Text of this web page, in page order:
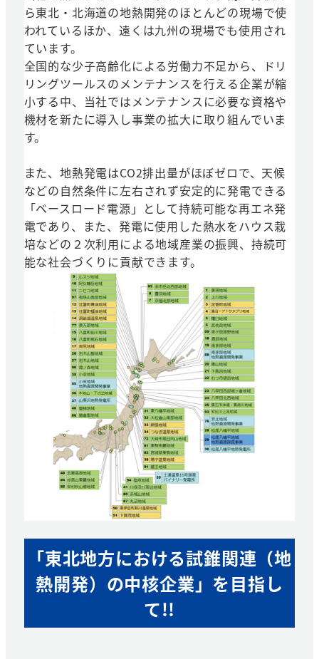
ら東北・北海道の地熱開発のほとんどの現場で使
われているほか、遠くは九州の現場でも使用され
ています。
全国的な少子高齢化による労働力不足から、ドリ
リングツールスのメンテナンスを行える企業が縮
小する中、当社ではメンテナンスに必要な資格や
機材を新たに導入し事業の拡大に取り組んでいま
す。
また、地熱発電はCO2排出量がほぼゼロで、天候
などの自然条件に左右されず安定的に発電できる
「ベースロード電源」として持続可能な再エネ発
電であり、また、発電に使用した熱水をハウス栽
培などの２次利用による地域産業の振興、持続可
能な社会づくりに貢献できます。
「東北地方における試錐関連（地
熱開発）の中核企業」を目指し
て!!